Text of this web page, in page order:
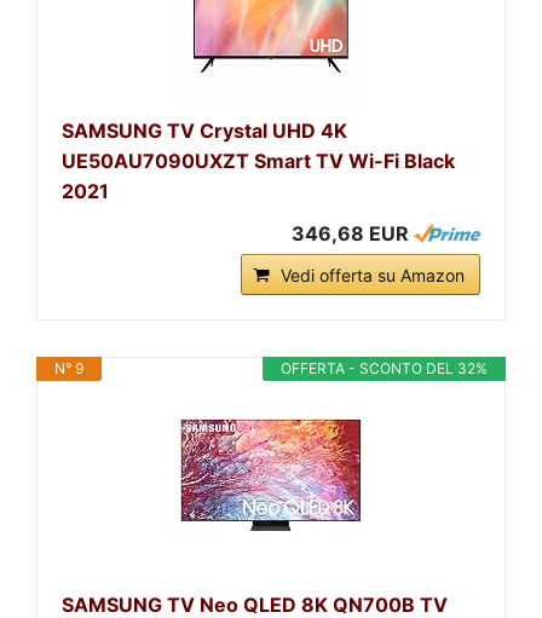
SAMSUNG TV Crystal UHD 4K
UE50AU7090UXZT Smart TV Wi-Fi Black
2021
346,68 EUR
Vedi offerta su Amazon
OFFERTA - SCONTO DEL 32%
N° 9
SAMSUNG TV Neo QLED 8K QN700B TV